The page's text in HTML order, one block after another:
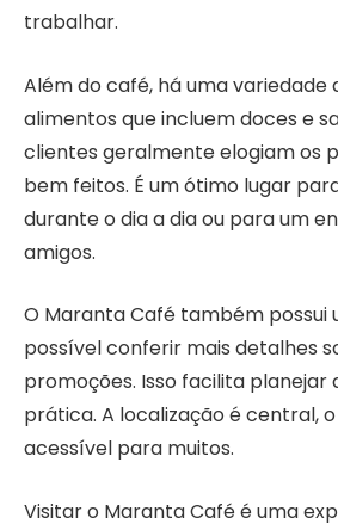
trabalhar.
Além do café, há uma variedade
alimentos que incluem doces e
clientes geralmente elogiam os
bem feitos. É um ótimo lugar
durante o dia a dia ou para um
amigos.
O Maranta Café também possui
possível conferir mais detalhes
promoções. Isso facilita planejar
prática. A localização é central,
acessível para muitos.
Visitar o Maranta Café é uma